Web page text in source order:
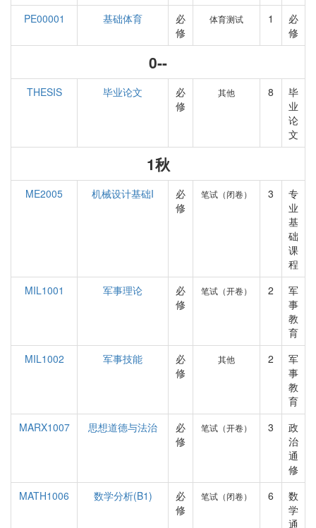
PE00001
基础体育
必
修
体育测试 1
必
修
0--
THESIS 毕业论文
必
修
其他 8
毕
业
论
文
1秋
ME2005 机械设计基础I
必
修
笔试（闭卷） 3
专
业
基
础
课
程
MIL1001
军事理论
必
修
笔试（开卷） 2
军
事
教
育
MIL1002
军事技能
必
修
其他 2
军
事
教
育
MARX1007
思想道德与法治
必
修
笔试（开卷） 3
政
治
通
修
MATH1006
数学分析(B1)
必
修
笔试（闭卷） 6
数
学
通